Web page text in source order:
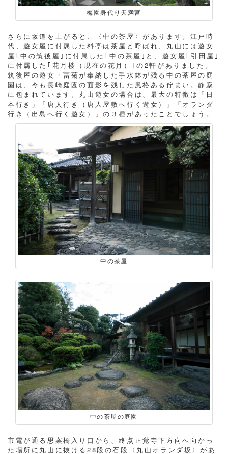
梅園身代り天満宮
さらに坂道を上がると、〈中の茶屋〉があります。江戸時
代、遊女屋に付属した料亭は茶屋と呼ばれ、丸山には遊女
屋｢中の筑後屋｣に付属した｢中の茶屋｣と、遊女屋｢引田屋｣
に付属した｢花月楼（現在の花月）｣の2軒がありました。
筑後屋の遊女・冨菊が奉納した手水鉢が残る中の茶屋の庭
園は、今も長崎庭園の面影を残した風格ある佇まい。静寂
に包まれています。丸山遊女の場合は、最大の特徴は「日
本行き」「唐人行き（唐人屋敷へ行く遊女）」「オランダ
行き（出島へ行く遊女）」の３種があったことでしょう。
中の茶屋
中の茶屋の庭園
市電が通る思案橋入り口から、終点正覚寺下方向へ向かっ
た場所に丸山に抜ける28段の石段〈丸山オランダ坂〉があ